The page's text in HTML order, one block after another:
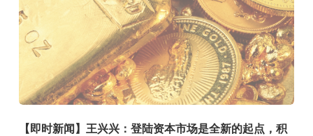
【即时新闻】王兴兴：登陆资本市场是全新的起点，积